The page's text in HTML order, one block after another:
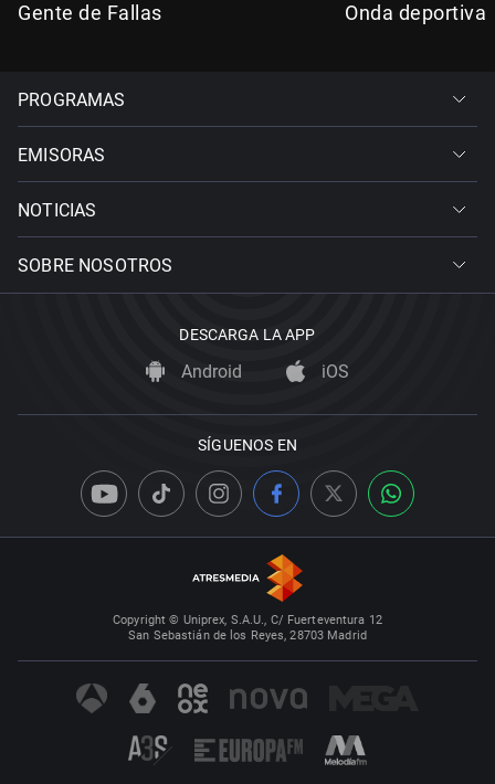
Gente de Fallas Onda deportiva
PROGRAMAS
EMISORAS
NOTICIAS
SOBRE NOSOTROS
DESCARGA LA APP
Android iOS
SÍGUENOS EN
Copyright © Uniprex, S.A.U., C/ Fuerteventura 12
San Sebastián de los Reyes, 28703 Madrid